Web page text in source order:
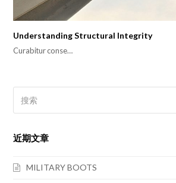
Understanding Structural Integrity
Curabitur conse…
近期文章
MILITARY BOOTS